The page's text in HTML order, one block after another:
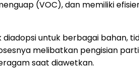
(VOC), dan memiliki
untuk berbagai bahan,
melibatkan pengisian
saat diawetkan.